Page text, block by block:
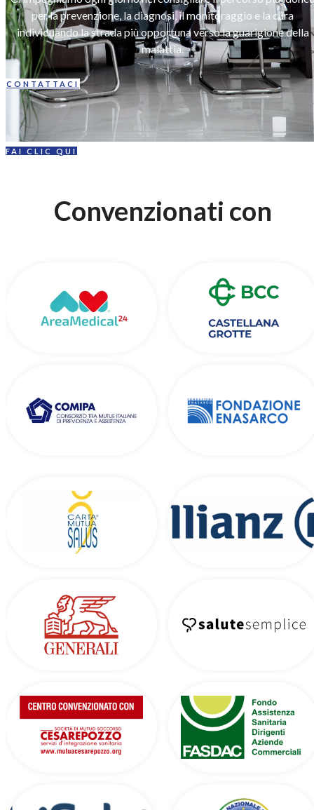
per la prevenzione, la diagnosi, il monitoraggio e la cura
individuando la strada più opportuna verso la guarigione della
malattia.
CONTATTACI
FAI CLIC QUI
Convenzionati con